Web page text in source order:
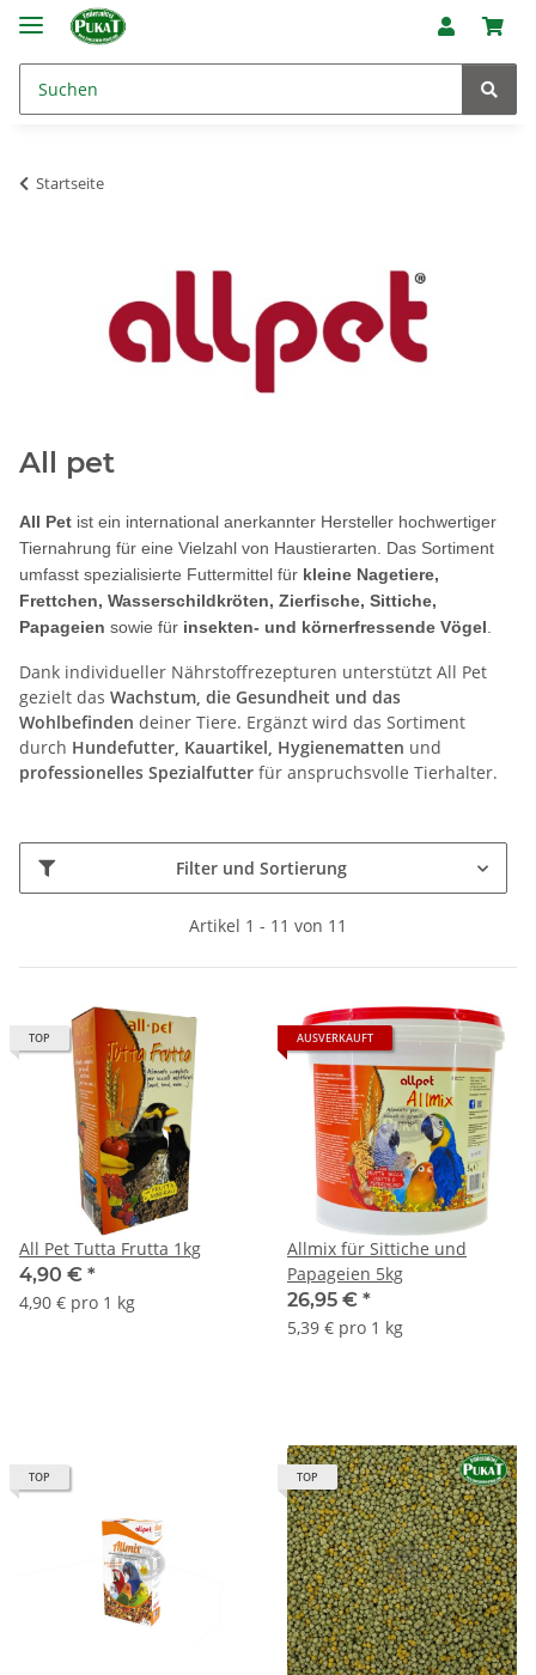
Startseite
All pet
All Pet ist ein international anerkannter Hersteller hochwertiger
Tiernahrung für eine Vielzahl von Haustierarten. Das Sortiment
umfasst spezialisierte Futtermittel für kleine Nagetiere,
Frettchen, Wasserschildkröten, Zierfische, Sittiche,
Papageien sowie für insekten- und körnerfressende Vögel.
Dank individueller Nährstoffrezepturen unterstützt All Pet
gezielt das Wachstum, die Gesundheit und das
Wohlbefinden deiner Tiere. Ergänzt wird das Sortiment
durch Hundefutter, Kauartikel, Hygienematten und
professionelles Spezialfutter für anspruchsvolle Tierhalter.
Filter und Sortierung
Artikel 1 - 11 von 11
TOP
All Pet Tutta Frutta 1kg
4,90 € *
4,90 € pro 1 kg
AUSVERKAUFT
Allmix für Sittiche und
Papageien 5kg
26,95 € *
5,39 € pro 1 kg
TOP TOP